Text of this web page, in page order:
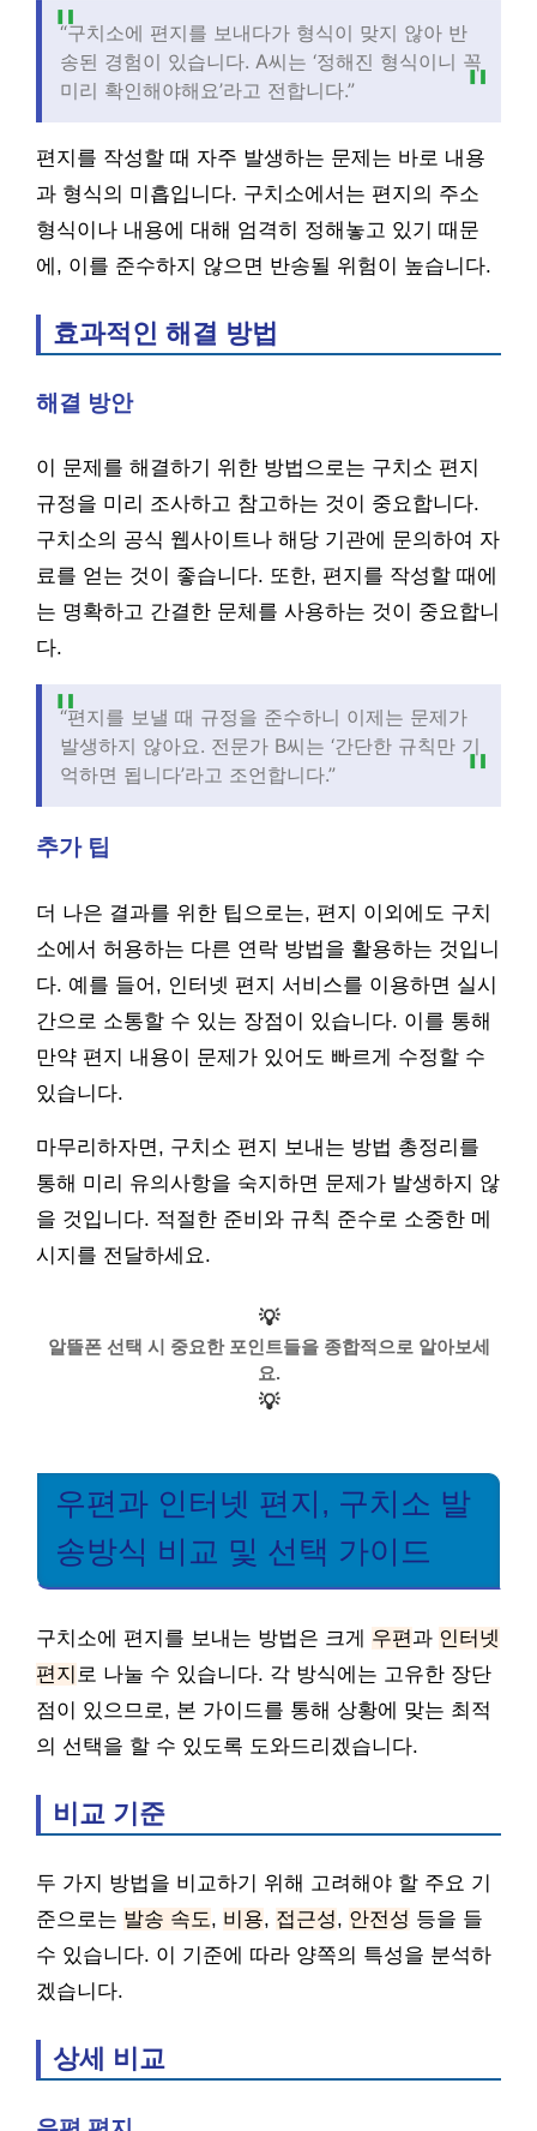
“구치소에 편지를 보내다가 형식이 맞지 않아 반
송된 경험이 있습니다. A씨는 ‘정해진 형식이니 꼭
미리 확인해야해요’라고 전합니다.”
편지를 작성할 때 자주 발생하는 문제는 바로 내용
과 형식의 미흡입니다. 구치소에서는 편지의 주소
형식이나 내용에 대해 엄격히 정해놓고 있기 때문
에, 이를 준수하지 않으면 반송될 위험이 높습니다.
효과적인 해결 방법
해결 방안
이 문제를 해결하기 위한 방법으로는 구치소 편지
규정을 미리 조사하고 참고하는 것이 중요합니다.
구치소의 공식 웹사이트나 해당 기관에 문의하여 자
료를 얻는 것이 좋습니다. 또한, 편지를 작성할 때에
는 명확하고 간결한 문체를 사용하는 것이 중요합니
다.
“편지를 보낼 때 규정을 준수하니 이제는 문제가
발생하지 않아요. 전문가 B씨는 ‘간단한 규칙만 기
억하면 됩니다’라고 조언합니다.”
추가 팁
더 나은 결과를 위한 팁으로는, 편지 이외에도 구치
소에서 허용하는 다른 연락 방법을 활용하는 것입니
다. 예를 들어, 인터넷 편지 서비스를 이용하면 실시
간으로 소통할 수 있는 장점이 있습니다. 이를 통해
만약 편지 내용이 문제가 있어도 빠르게 수정할 수
있습니다.
마무리하자면, 구치소 편지 보내는 방법 총정리를
통해 미리 유의사항을 숙지하면 문제가 발생하지 않
을 것입니다. 적절한 준비와 규칙 준수로 소중한 메
시지를 전달하세요.
💡
알뜰폰 선택 시 중요한 포인트들을 종합적으로 알아보세
요.
💡
우편과 인터넷 편지, 구치소 발
송방식 비교 및 선택 가이드
구치소에 편지를 보내는 방법은 크게 우편 과 인터넷
편지 로 나눌 수 있습니다. 각 방식에는 고유한 장단
점이 있으므로, 본 가이드를 통해 상황에 맞는 최적
의 선택을 할 수 있도록 도와드리겠습니다.
비교 기준
두 가지 방법을 비교하기 위해 고려해야 할 주요 기
준으로는 발송 속도, 비용, 접근성, 안전성 등을 들
수 있습니다. 이 기준에 따라 양쪽의 특성을 분석하
겠습니다.
상세 비교